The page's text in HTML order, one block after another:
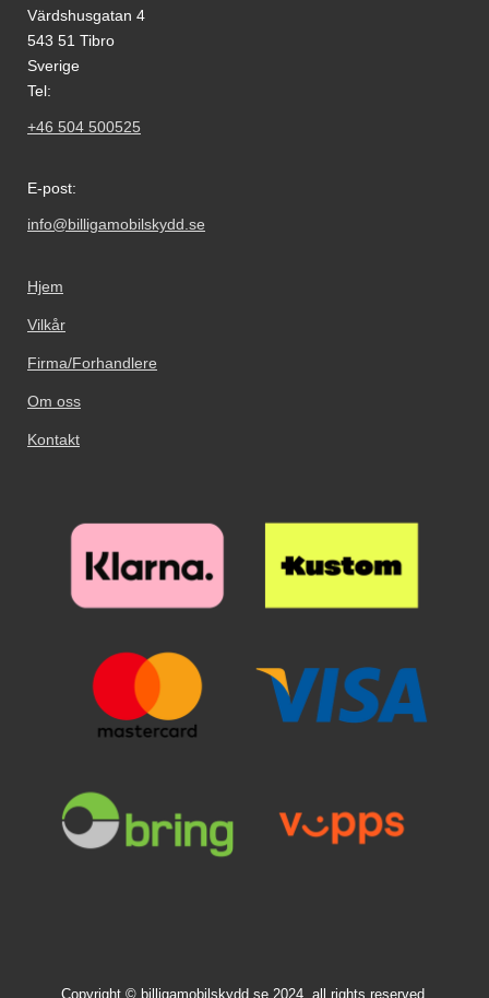
Värdshusgatan 4
543 51 Tibro
Sverige
Tel:
+46 504 500525
E-post:
info@billigamobilskydd.se
Hjem
Vilkår
Firma/Forhandlere
Om oss
Kontakt
Copyright © billigamobilskydd.se 2024, all rights reserved.